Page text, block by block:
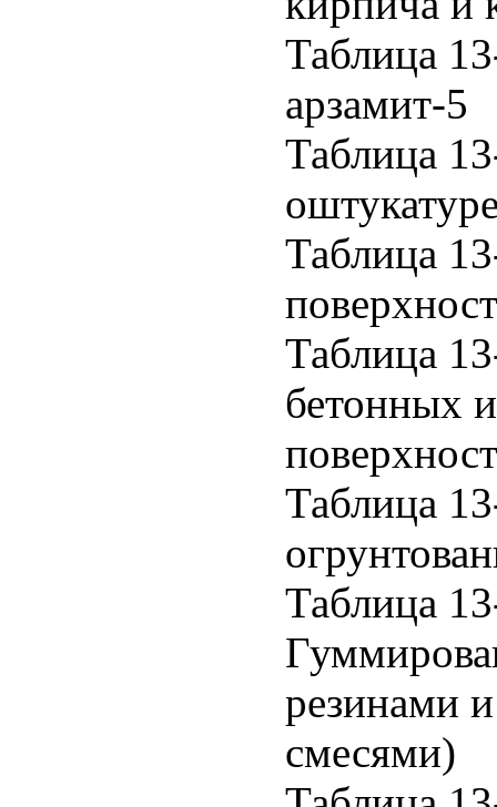
Таблица
арзамит-5
Таблица
Таблица
Таблица
бетонных
Таблица
Таблица
резинами
смесями)